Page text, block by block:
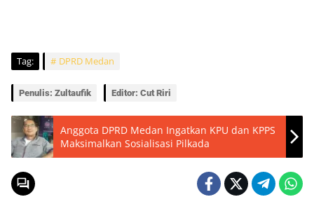
Tag: DPRD Medan
Penulis: Zultaufik Editor: Cut Riri
Anggota DPRD Medan Ingatkan KPU dan KPPS
Maksimalkan Sosialisasi Pilkada